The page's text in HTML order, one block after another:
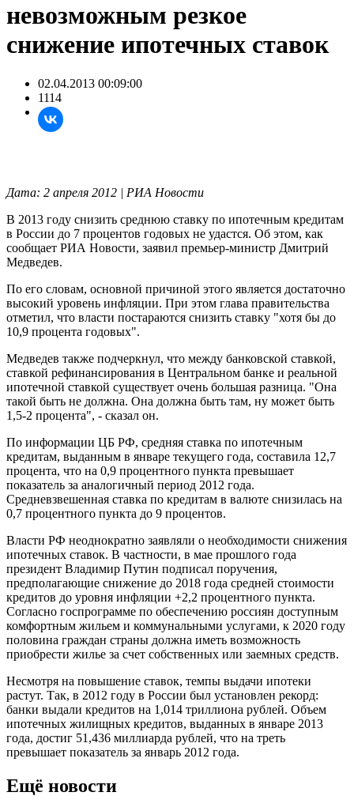
невозможным резкое
снижение ипотечных ставок
02.04.2013 00:09:00
1114
Дата: 2 апреля 2012 | РИА Новости
В 2013 году снизить среднюю ставку по ипотечным кредитам
в России до 7 процентов годовых не удастся. Об этом, как
сообщает РИА Новости, заявил премьер-министр Дмитрий
Медведев.
По его словам, основной причиной этого является достаточно
высокий уровень инфляции. При этом глава правительства
отметил, что власти постараются снизить ставку "хотя бы до
10,9 процента годовых".
Медведев также подчеркнул, что между банковской ставкой,
ставкой рефинансирования в Центральном банке и реальной
ипотечной ставкой существует очень большая разница. "Она
такой быть не должна. Она должна быть там, ну может быть
1,5-2 процента", - сказал он.
По информации ЦБ РФ, средняя ставка по ипотечным
кредитам, выданным в январе текущего года, составила 12,7
процента, что на 0,9 процентного пункта превышает
показатель за аналогичный период 2012 года.
Средневзвешенная ставка по кредитам в валюте снизилась на
0,7 процентного пункта до 9 процентов.
Власти РФ неоднократно заявляли о необходимости снижения
ипотечных ставок. В частности, в мае прошлого года
президент Владимир Путин подписал поручения,
предполагающие снижение до 2018 года средней стоимости
кредитов до уровня инфляции +2,2 процентного пункта.
Согласно госпрограмме по обеспечению россиян доступным
комфортным жильем и коммунальными услугами, к 2020 году
половина граждан страны должна иметь возможность
приобрести жилье за счет собственных или заемных средств.
Несмотря на повышение ставок, темпы выдачи ипотеки
растут. Так, в 2012 году в России был установлен рекорд:
банки выдали кредитов на 1,014 триллиона рублей. Объем
ипотечных жилищных кредитов, выданных в январе 2013
года, достиг 51,436 миллиарда рублей, что на треть
превышает показатель за январь 2012 года.
Ещё новости